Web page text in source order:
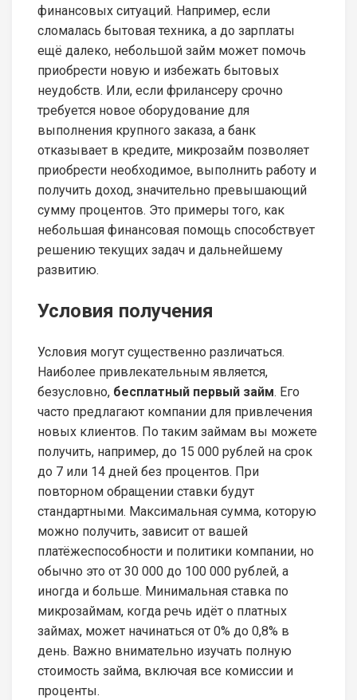
финансовых ситуаций. Например, если
сломалась бытовая техника, а до зарплаты
ещё далеко, небольшой займ может помочь
приобрести новую и избежать бытовых
неудобств. Или, если фрилансеру срочно
требуется новое оборудование для
выполнения крупного заказа, а банк
отказывает в кредите, микрозайм позволяет
приобрести необходимое, выполнить работу и
получить доход, значительно превышающий
сумму процентов. Это примеры того, как
небольшая финансовая помощь способствует
решению текущих задач и дальнейшему
развитию.
Условия получения
Условия могут существенно различаться.
Наиболее привлекательным является,
безусловно, бесплатный первый займ. Его
часто предлагают компании для привлечения
новых клиентов. По таким займам вы можете
получить, например, до 15 000 рублей на срок
до 7 или 14 дней без процентов. При
повторном обращении ставки будут
стандартными. Максимальная сумма, которую
можно получить, зависит от вашей
платёжеспособности и политики компании, но
обычно это от 30 000 до 100 000 рублей, а
иногда и больше. Минимальная ставка по
микрозаймам, когда речь идёт о платных
займах, может начинаться от 0% до 0,8% в
день. Важно внимательно изучать полную
стоимость займа, включая все комиссии и
проценты.